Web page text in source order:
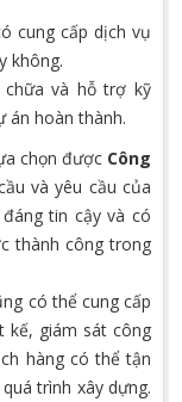
cung cấp dịch vụ
không.
và hỗ trợ kỹ
án hoàn thành.
chọn được Công
và yêu cầu của
tin cậy và có
thành công trong
có thể cung cấp
kế, giám sát công
hàng có thể tận
trình xây dựng.